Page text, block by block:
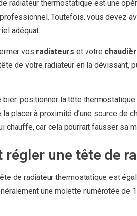
radiateur thermostatique est une
professionnel. Toutefois, vous devez
adéquat.
vos radiateurs et votre
de votre radiateur en la dévissant,
bien positionner la tête
la placer à proximité d’une source de
chauffe, car cela pourrait fausser sa
régler une tête de
de radiateur thermostatique est
une molette numérotée de